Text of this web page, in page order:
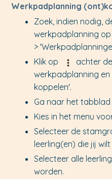
Werkpadplanning
Zoek, indien nodig,
werkpadplanning
>
Klik op
achter
werkpadplanning en
koppelen'.
Ga naar het tabblad
Kies in het menu
Selecteer de
leerling(en) die jij
Selecteer alle
worden.